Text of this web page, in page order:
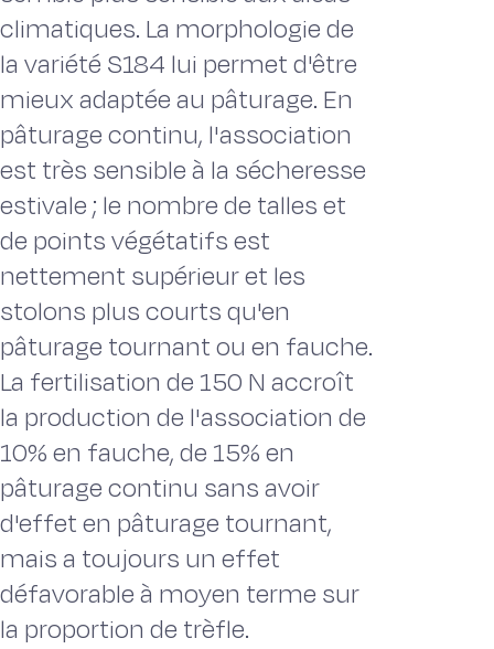
climatiques. La morphologie de
la variété S184 lui permet d'être
mieux adaptée au pâturage. En
pâturage continu, l'association
est très sensible à la sécheresse
estivale ; le nombre de talles et
de points végétatifs est
nettement supérieur et les
stolons plus courts qu'en
pâturage tournant ou en fauche.
La fertilisation de 150 N accroît
la production de l'association de
10% en fauche, de 15% en
pâturage continu sans avoir
d'effet en pâturage tournant,
mais a toujours un effet
défavorable à moyen terme sur
la proportion de trèfle.